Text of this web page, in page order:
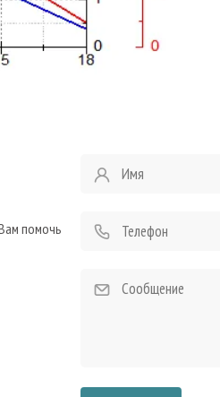
помочь